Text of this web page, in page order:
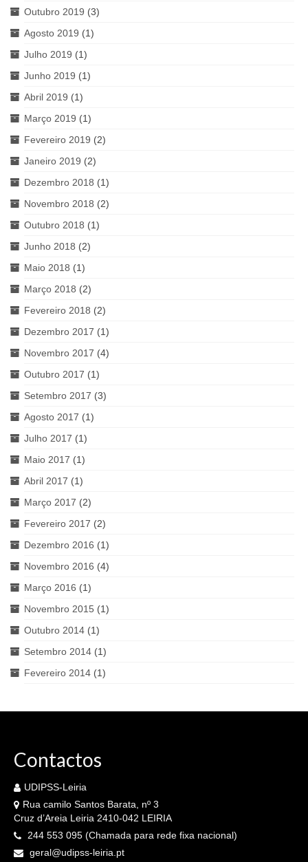
Outubro 2019 (3)
Agosto 2019 (1)
Julho 2019 (1)
Junho 2019 (1)
Abril 2019 (1)
Março 2019 (1)
Fevereiro 2019 (2)
Janeiro 2019 (2)
Dezembro 2018 (1)
Novembro 2018 (2)
Outubro 2018 (1)
Junho 2018 (2)
Maio 2018 (1)
Março 2018 (2)
Fevereiro 2018 (2)
Dezembro 2017 (1)
Novembro 2017 (4)
Outubro 2017 (1)
Setembro 2017 (3)
Agosto 2017 (1)
Julho 2017 (1)
Maio 2017 (1)
Abril 2017 (1)
Março 2017 (2)
Fevereiro 2017 (2)
Dezembro 2016 (1)
Novembro 2016 (4)
Março 2016 (1)
Novembro 2015 (1)
Outubro 2014 (1)
Setembro 2014 (1)
Fevereiro 2014 (1)
Contactos
UDIPSS-Leiria
Rua camilo Santos Barata, nº 3
Cruz d’Areia Leiria 2410-042 LEIRIA
244 553 095 (Chamada para rede fixa nacional)
geral@udipss-leiria.pt